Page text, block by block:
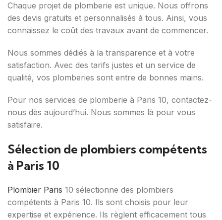
Chaque projet de plomberie est unique. Nous offrons
des devis gratuits et personnalisés à tous. Ainsi, vous
connaissez le coût des travaux avant de commencer.
Nous sommes dédiés à la transparence et à votre
satisfaction. Avec des tarifs justes et un service de
qualité, vos plomberies sont entre de bonnes mains.
Pour nos services de plomberie à Paris 10, contactez-
nous dès aujourd’hui. Nous sommes là pour vous
satisfaire.
Sélection de plombiers compétents
à Paris 10
Plombier Paris 10 sélectionne des plombiers
compétents à Paris 10. Ils sont choisis pour leur
expertise et expérience. Ils règlent efficacement tous